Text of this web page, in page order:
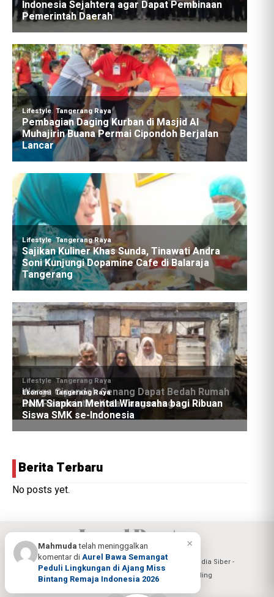
Berita Terbaru
No posts yet.
Berita Banten Berita Tangerang
Pedoman Media Siber
Kebijakan Privacy
Tentang Kami Trending
×
Mahmudatelah meninggalkan
komentar diAurel Bawa Semangat
Peduli Lingkungan di Ajang Miss
Bintang Remaja Indonesia 2026